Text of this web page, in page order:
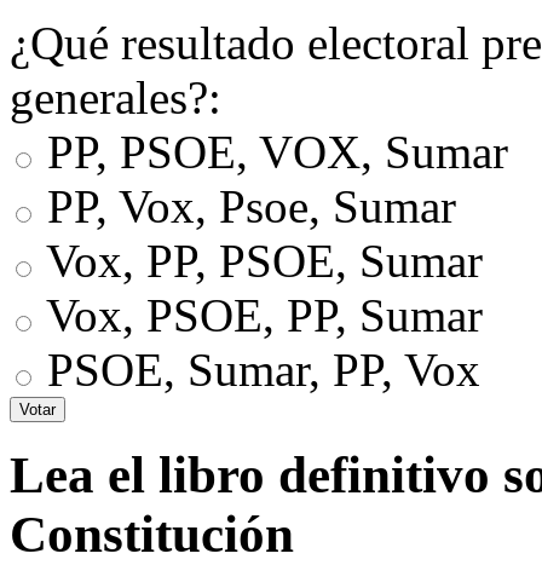
¿Qué resultado electoral
generales?:
PP, PSOE, VOX, Sumar
PP, Vox, Psoe, Sumar
Vox, PP, PSOE, Sumar
Vox, PSOE, PP, Sumar
PSOE, Sumar, PP, Vox
Lea el libro definitivo
Constitución